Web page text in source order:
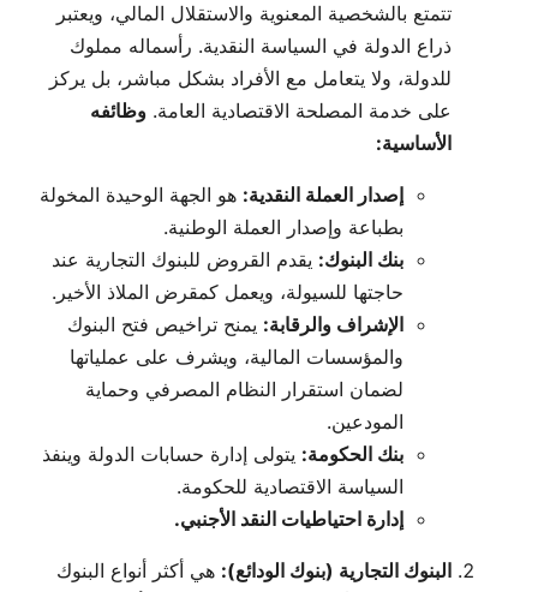
تتمتع بالشخصية المعنوية والاستقلال المالي، ويعتبر
ذراع الدولة في السياسة النقدية. رأسماله مملوك
للدولة، ولا يتعامل مع الأفراد بشكل مباشر، بل يركز
على خدمة المصلحة الاقتصادية العامة. وظائفه
الأساسية:
إصدار العملة النقدية: هو الجهة الوحيدة المخولة
بطباعة وإصدار العملة الوطنية.
بنك البنوك: يقدم القروض للبنوك التجارية عند
حاجتها للسيولة، ويعمل كمقرض الملاذ الأخير.
الإشراف والرقابة: يمنح تراخيص فتح البنوك
والمؤسسات المالية، ويشرف على عملياتها
لضمان استقرار النظام المصرفي وحماية
المودعين.
بنك الحكومة: يتولى إدارة حسابات الدولة وينفذ
السياسة الاقتصادية للحكومة.
إدارة احتياطيات النقد الأجنبي.
البنوك التجارية (بنوك الودائع): هي أكثر أنواع البنوك